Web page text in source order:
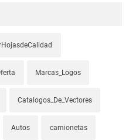
Marcas_Logos
Catalogos_De_Vectores
Autos camionetas